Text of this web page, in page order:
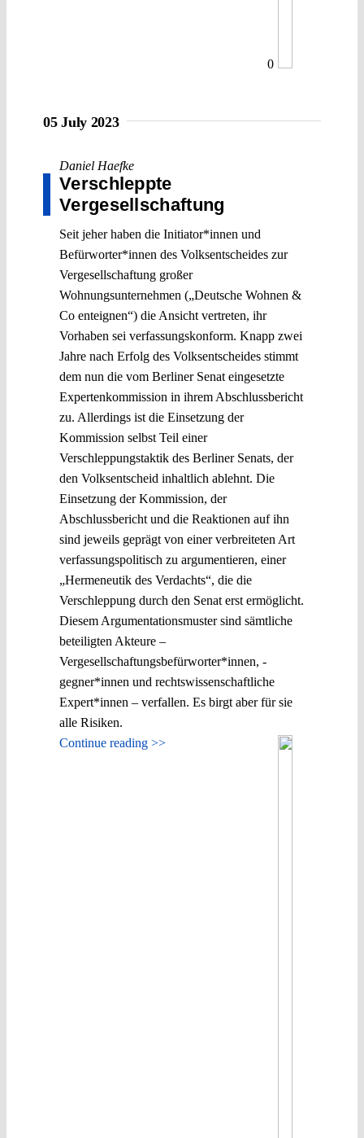
0
05 July 2023
Daniel Haefke
Verschleppte
Vergesellschaftung
Seit jeher haben die Initiator*innen und
Befürworter*innen des Volksentscheides zur
Vergesellschaftung großer
Wohnungsunternehmen („Deutsche Wohnen &
Co enteignen“) die Ansicht vertreten, ihr
Vorhaben sei verfassungskonform. Knapp zwei
Jahre nach Erfolg des Volksentscheides stimmt
dem nun die vom Berliner Senat eingesetzte
Expertenkommission in ihrem Abschlussbericht
zu. Allerdings ist die Einsetzung der
Kommission selbst Teil einer
Verschleppungstaktik des Berliner Senats, der
den Volksentscheid inhaltlich ablehnt. Die
Einsetzung der Kommission, der
Abschlussbericht und die Reaktionen auf ihn
sind jeweils geprägt von einer verbreiteten Art
verfassungspolitisch zu argumentieren, einer
„Hermeneutik des Verdachts“, die die
Verschleppung durch den Senat erst ermöglicht.
Diesem Argumentationsmuster sind sämtliche
beteiligten Akteure –
Vergesellschaftungsbefürworter*innen, -
gegner*innen und rechtswissenschaftliche
Expert*innen – verfallen. Es birgt aber für sie
alle Risiken.
Continue reading >>